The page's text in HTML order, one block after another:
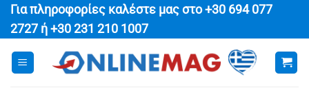
Μετάβαση
στο
περιεχόμενο
Για πληροφορίες καλέστε μας στο +30 694 077
2727 ή +30 231 210 1007